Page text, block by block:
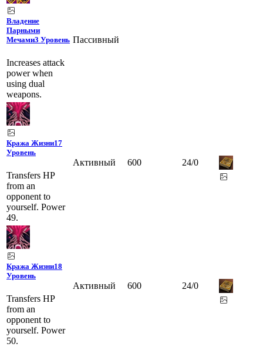
Владение
Парными
Мечами3 Уровень
Increases attack
power when
using dual
weapons.
Пассивный
Кража Жизни17
Уровень
Transfers HP
from an
opponent to
yourself. Power
49.
Активный 600 24/0
Кража Жизни18
Уровень
Transfers HP
from an
opponent to
yourself. Power
50.
Активный 600 24/0